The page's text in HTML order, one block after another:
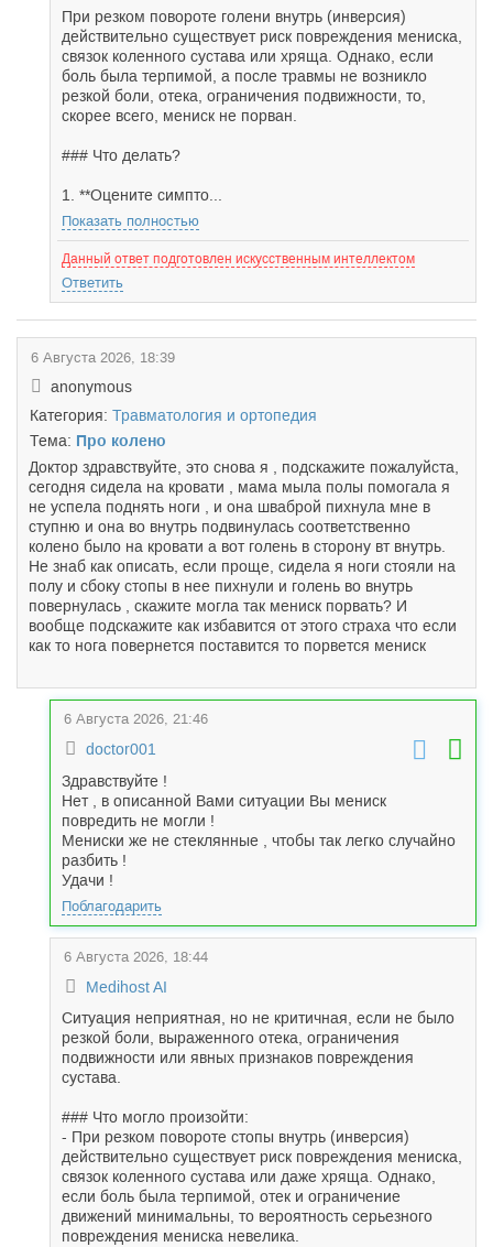
При резком повороте голени внутрь (инверсия)
действительно существует риск повреждения мениска,
связок коленного сустава или хряща. Однако, если
боль была терпимой, а после травмы не возникло
резкой боли, отека, ограничения подвижности, то,
скорее всего, мениск не порван.
### Что делать?
1. **Оцените симпто...
Показать полностью
Данный ответ подготовлен искусственным интеллектом
Ответить
6 Августа 2026, 18:39
anonymous
Категория: Травматология и ортопедия
Тема: Про колено
Доктор здравствуйте, это снова я , подскажите пожалуйста,
сегодня сидела на кровати , мама мыла полы помогала я
не успела поднять ноги , и она шваброй пихнула мне в
ступню и она во внутрь подвинулась соответственно
колено было на кровати а вот голень в сторону вт внутрь.
Не знаб как описать, если проще, сидела я ноги стояли на
полу и сбоку стопы в нее пихнули и голень во внутрь
повернулась , скажите могла так мениск порвать? И
вообще подскажите как избавится от этого страха что если
как то нога повернется поставится то порвется мениск
6 Августа 2026, 21:46
doctor001
Здравствуйте !
Нет , в описанной Вами ситуации Вы мениск
повредить не могли !
Мениски же не стеклянные , чтобы так легко случайно
разбить !
Удачи !
Поблагодарить
6 Августа 2026, 18:44
Medihost AI
Ситуация неприятная, но не критичная, если не было
резкой боли, выраженного отека, ограничения
подвижности или явных признаков повреждения
сустава.
### Что могло произойти:
- При резком повороте стопы внутрь (инверсия)
действительно существует риск повреждения мениска,
связок коленного сустава или даже хряща. Однако,
если боль была терпимой, отек и ограничение
движений минимальны, то вероятность серьезного
повреждения мениска невелика.